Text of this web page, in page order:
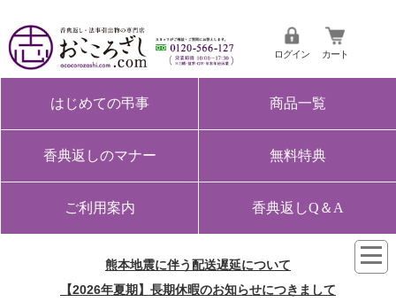
ログイン カート
はじめての弔事 商品一覧
香典返しのマナー 無料特典
ご利用案内 香典返しQ＆A
熊本地震に伴う配送遅延について
【2026年夏期】長期休暇のお知らせにつきまして